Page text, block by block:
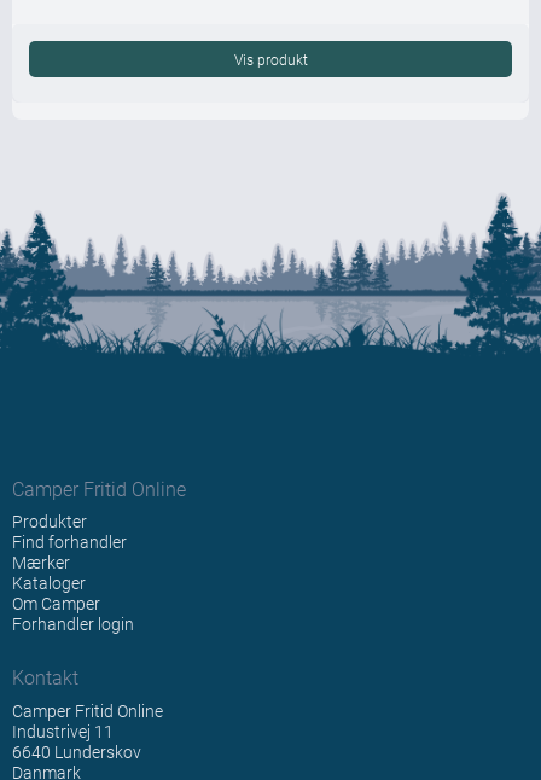
Vis produkt
Camper Fritid Online
Produkter
Find forhandler
Mærker
Kataloger
Om Camper
Forhandler login
Kontakt
Camper Fritid Online
Industrivej 11
6640 Lunderskov
Danmark